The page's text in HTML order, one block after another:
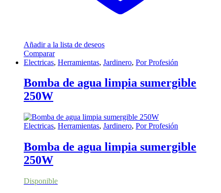
Añadir a la lista de deseos
Comparar
Electricas, Herramientas, Jardinero, Por Profesión
Bomba de agua limpia sumergible
250W
Electricas, Herramientas, Jardinero, Por Profesión
Bomba de agua limpia sumergible
250W
Disponible